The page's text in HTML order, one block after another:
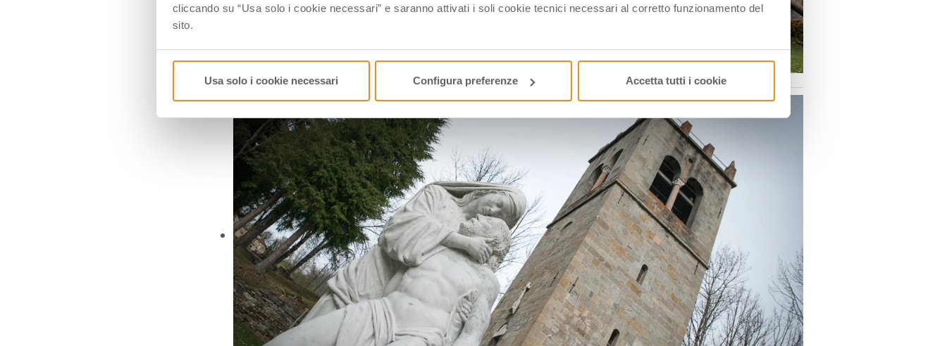
cliccando su “Usa solo i cookie necessari” e saranno attivati i soli cookie tecnici necessari al corretto funzionamento del
sito.
Usa solo i cookie necessari Configura preferenze Accetta tutti i cookie